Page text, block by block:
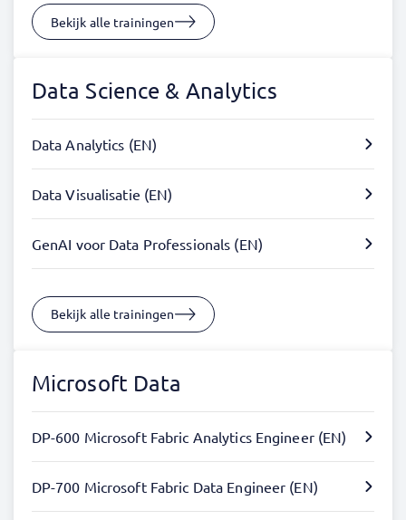
Bekijk alle trainingen
Data Science & Analytics
Data Analytics (EN)
Data Visualisatie (EN)
GenAI voor Data Professionals (EN)
Bekijk alle trainingen
Microsoft Data
DP-600 Microsoft Fabric Analytics Engineer (EN)
DP-700 Microsoft Fabric Data Engineer (EN)